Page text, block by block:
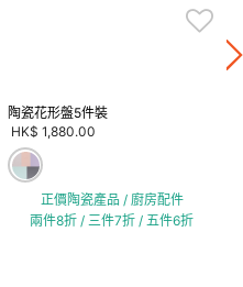
陶瓷花形盤5件裝
HK$ 1,880.00
正價陶瓷產品 / 廚房配件
兩件8折 / 三件7折 / 五件6折